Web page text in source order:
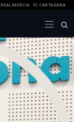
REAL MURCIA FC CARTAGENA